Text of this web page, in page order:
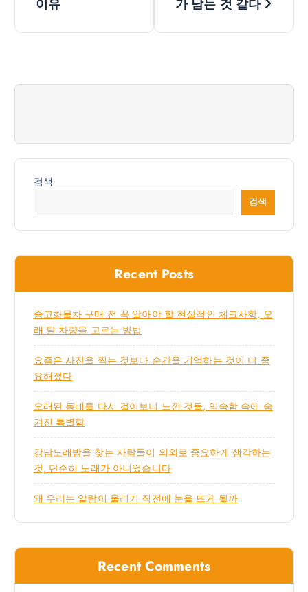
색이유
가 남는 것 같다
검색
검색
Recent Posts
중고화물차 구매 전 꼭 알아야 할 현실적인 체크사항, 오
래 탈 차량을 고르는 방법
요즘은 사진을 찍는 것보다 순간을 기억하는 것이 더 중
요해졌다
오래된 동네를 다시 걸어보니 느낀 것들, 익숙함 속에 숨
겨진 특별함
강남노래방을 찾는 사람들이 의외로 중요하게 생각하는
것, 단순히 노래가 아니었습니다
왜 우리는 알람이 울리기 직전에 눈을 뜨게 될까
Recent Comments